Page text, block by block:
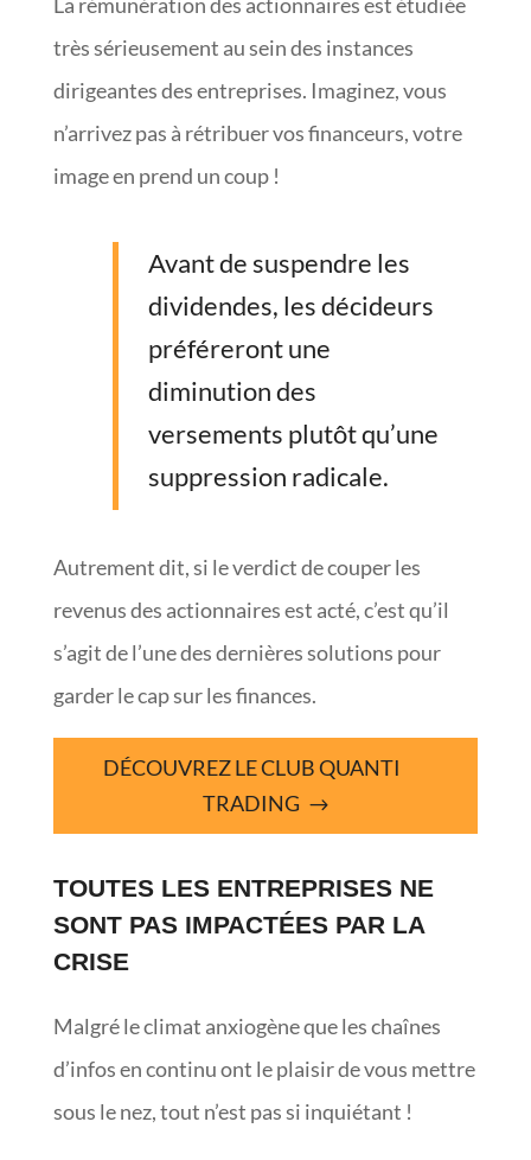
très sérieusement au sein des instances
dirigeantes des entreprises. Imaginez, vous
n’arrivez pas à rétribuer vos financeurs, votre
image en prend un coup !
Avant de suspendre les
dividendes, les décideurs
préféreront une
diminution des
versements plutôt qu’une
suppression radicale.
Autrement dit, si le verdict de couper les
revenus des actionnaires est acté, c’est qu’il
s’agit de l’une des dernières solutions pour
garder le cap sur les finances.
DÉCOUVREZ LE CLUB QUANTI
TRADING
TOUTES LES ENTREPRISES NE
SONT PAS IMPACTÉES PAR LA
CRISE
Malgré le climat anxiogène que les chaînes
d’infos en continu ont le plaisir de vous mettre
sous le nez, tout n’est pas si inquiétant !